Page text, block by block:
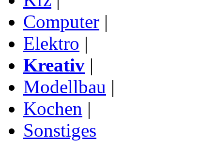
Computer |
Elektro |
Kreativ |
Modellbau |
Kochen |
Sonstiges